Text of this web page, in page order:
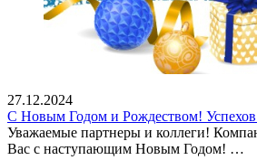
27.12.2024
С Новым Годом и Рождеством! Успехов
Уважаемые партнеры и коллеги!
Вас с наступающим Новым Годом! …